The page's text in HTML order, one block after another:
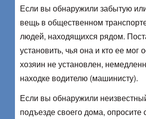
Если вы обнаружили забытую
вещь в общественном
людей, находящихся рядом.
установить, чья она и кто ее мог
хозяин не установлен,
находке водителю (машинисту).
Если вы обнаружили
подъезде своего дома, опросите